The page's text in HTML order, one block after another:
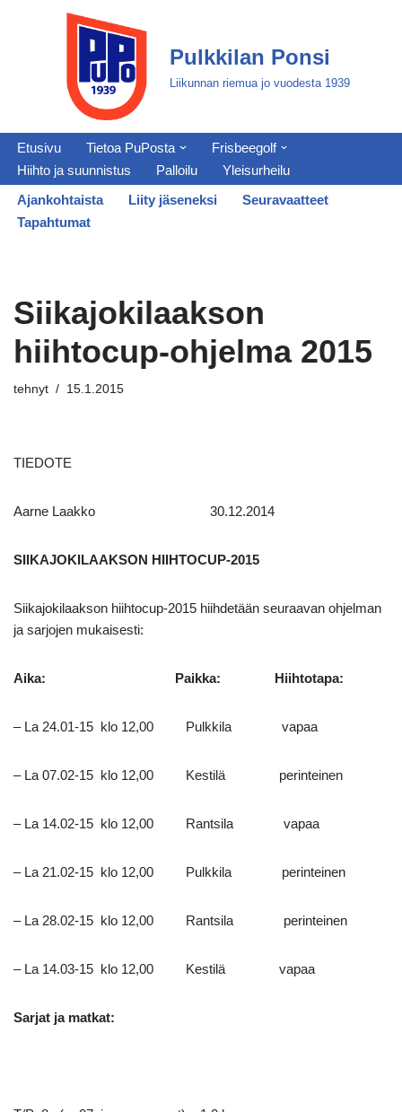
Pulkkilan Ponsi
Liikunnan riemua jo vuodesta 1939
Etusivu Tietoa PuPosta
Frisbeegolf
Hiihto ja suunnistus
Palloilu
Yleisurheilu
Ajankohtaista
Liity jäseneksi
Seuravaatteet
Tapahtumat
Siikajokilaakson
hiihtocup-ohjelma 2015
tehnyt 15.1.2015
TIEDOTE
Aarne Laakko 30.12.2014
SIIKAJOKILAAKSON HIIHTOCUP-2015
Siikajokilaakson hiihtocup-2015 hiihdetään seuraavan ohjelman
ja sarjojen mukaisesti:
Aika: Paikka: Hiihtotapa:
– La 24.01-15 klo 12,00 Pulkkila vapaa
– La 07.02-15 klo 12,00 Kestilä perinteinen
– La 14.02-15 klo 12,00 Rantsila vapaa
– La 21.02-15 klo 12,00 Pulkkila perinteinen
– La 28.02-15 klo 12,00 Rantsila perinteinen
– La 14.03-15 klo 12,00 Kestilä vapaa
Sarjat ja matkat: